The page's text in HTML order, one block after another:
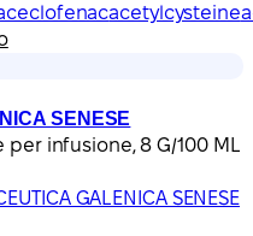
acetylcysteine
SENESE
per infusione, 8 G/100 ML
GALENICA SENESE